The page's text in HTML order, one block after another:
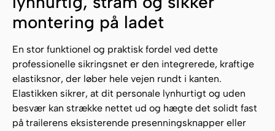
montering på ladet
En stor funktionel og praktisk fordel ved dette
professionelle sikringsnet er den integrerede, kraftige
elastiksnor, der løber hele vejen rundt i kanten.
Elastikken sikrer, at dit personale lynhurtigt og uden
besvær kan strække nettet ud og hægte det solidt fast
på trailerens eksisterende presenningsknapper eller